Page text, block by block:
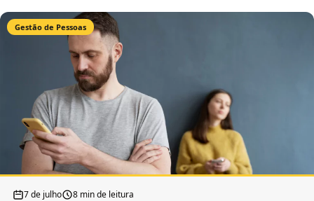
Gestão de Pessoas
7 de julho 8 min de leitura